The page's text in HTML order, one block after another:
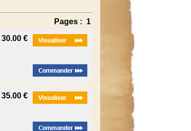
Pages : 1
30.00 €
35.00 €